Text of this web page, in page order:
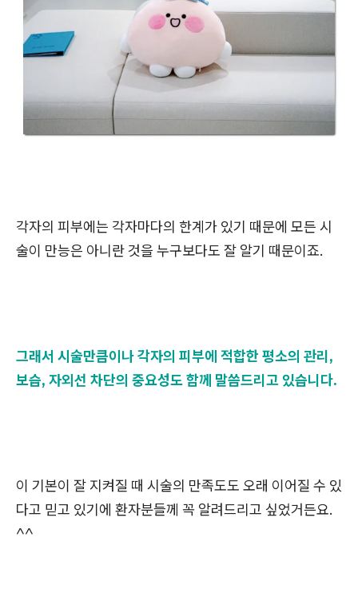
각자의 피부에는 각자마다의 한계가 있기 때문에 모든 시
술이 만능은 아니란 것을 누구보다도 잘 알기 때문이죠.
그래서 시술만큼이나 각자의 피부에 적합한 평소의 관리,
보습, 자외선 차단의 중요성도 함께 말씀드리고 있습니다.
이 기본이 잘 지켜질 때 시술의 만족도도 오래 이어질 수 있
다고 믿고 있기에 환자분들께 꼭 알려드리고 싶었거든요.
^^